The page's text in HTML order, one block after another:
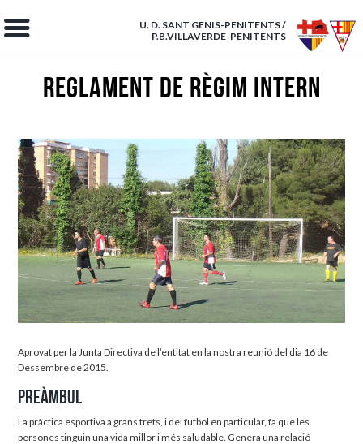
U. D. SANT GENIS-PENITENTS /
P.B.VILLAVERDE-PENITENTS
Reglament de Règim Intern
Aprovat per la Junta Directiva de l’entitat en la nostra reunió del dia 16 de
Dessembre de 2015.
Preàmbul
La pràctica esportiva a grans trets, i del futbol en particular, fa que les
persones tinguin una vida millor i més saludable. Genera una relació